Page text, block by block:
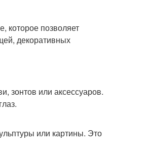
которое позволяет
декоративных
зонтов или аксессуаров.
или картины. Это